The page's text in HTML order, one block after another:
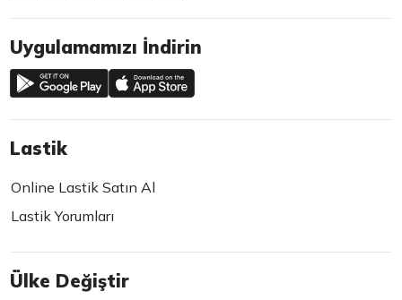
Uygulamamızı İndirin
Lastik
Online Lastik Satın Al
Lastik Yorumları
Ülke Değiştir